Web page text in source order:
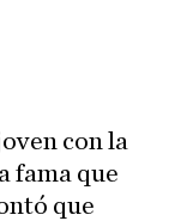
con la
fama que
que